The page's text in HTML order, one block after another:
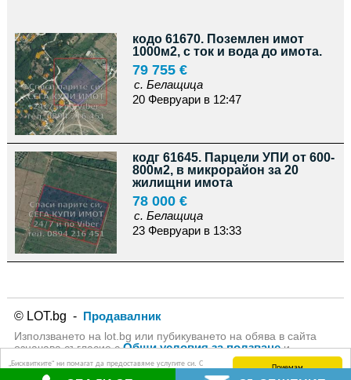
Приемам
„Бисквитките“ ни помагат да предоставяме услугите си. С
използването на услугите ни приемате, че можем да
кодо 61670. Поземлен имот
1000м2, с ток и вода до имота.
79 755 €
с. Белащица
20 Февруари в 12:47
кодг 61645. Парцели УПИ от 600-
800м2, в микрорайон за 20
жилищни имота
78 000 €
с. Белащица
23 Февруари в 13:33
© LOT.bg - Продавалник
Използването на lot.bg или пубикуването на обява в сайта
означава съгласие сОбщи условия за ползванеи
Политика за личните даннина lot.bg